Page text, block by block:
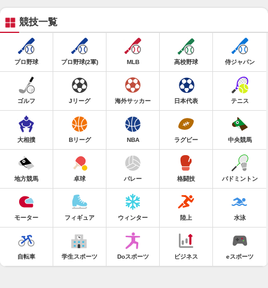
競技一覧
プロ野球 プロ野球(2軍) MLB 高校野球 侍ジャパン
ゴルフ Jリーグ 海外サッカー 日本代表 テニス
大相撲 Bリーグ NBA ラグビー 中央競馬
地方競馬 卓球 バレー 格闘技 バドミントン
モーター フィギュア ウィンター 陸上 水泳
自転車 学生スポーツ Doスポーツ ビジネス eスポーツ